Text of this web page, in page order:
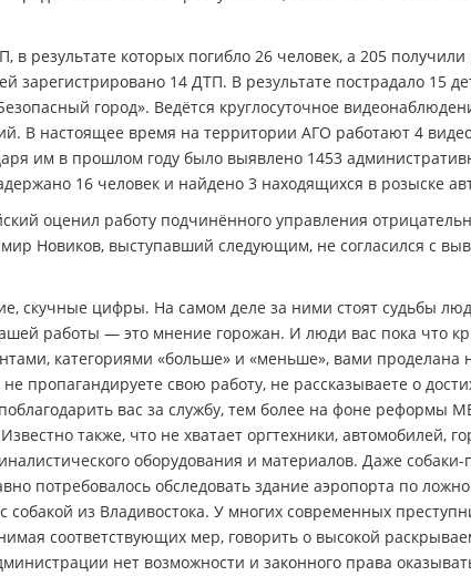
в результате которых погибло 26 человек, а 205
зарегистрировано 14 ДТП. В результате пострадало 15
город». Ведётся круглосуточное
В настоящее время на территории АГО работают 4
им в прошлом году было выявлено 1453
16 человек и найдено 3 находящихся в розыске
оценил работу подчинённого управления
Новиков, выступавший следующим, не согласился с
скучные цифры. На самом деле за ними стоят судьбы
работы — это мнение горожан. И люди вас пока что
категориями «больше» и «меньше», вами проделана
пропагандируете свою работу, не рассказываете о
вас за службу, тем более на фоне реформы
также, что не хватает оргтехники, автомобилей,
оборудования и материалов. Даже собаки-
потребовалось обследовать здание аэропорта по
из Владивостока. У многих современных
соответствующих мер, говорить о высокой
нет возможности и законного права